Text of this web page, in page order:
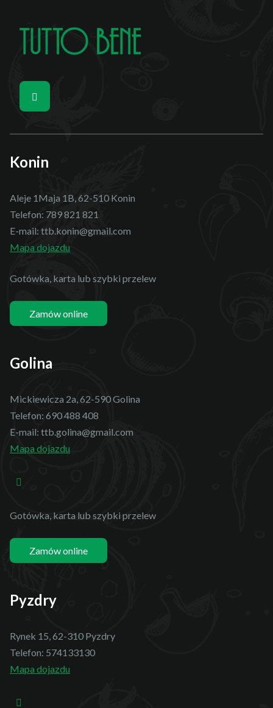
Konin
Aleje 1Maja 1B, 62-510 Konin
Telefon: 789 821 821
E-mail: ttb.konin@gmail.com
Mapa dojazdu
Gotówka, karta lub szybki przelew
Zamów online
Golina
Mickiewicza 2a, 62-590 Golina
Telefon: 690 488 408
E-mail: ttb.golina@gmail.com
Mapa dojazdu
Gotówka, karta lub szybki przelew
Zamów online
Pyzdry
Rynek 15, 62-310 Pyzdry
Telefon: 574133130
Mapa dojazdu